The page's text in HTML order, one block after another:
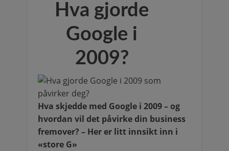
Hva gjorde
Google i
2009?
Hva skjedde med Google i 2009 – og
hvordan vil det påvirke din business
fremover? – Her er litt innsikt inn i
«store G»